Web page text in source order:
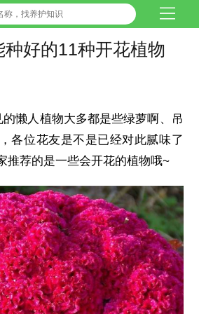
好的11种开花植物
的懒人植物大多都是些绿萝啊、吊
各位花友是不是已经对此腻味了
推荐的是一些会开花的植物哦~